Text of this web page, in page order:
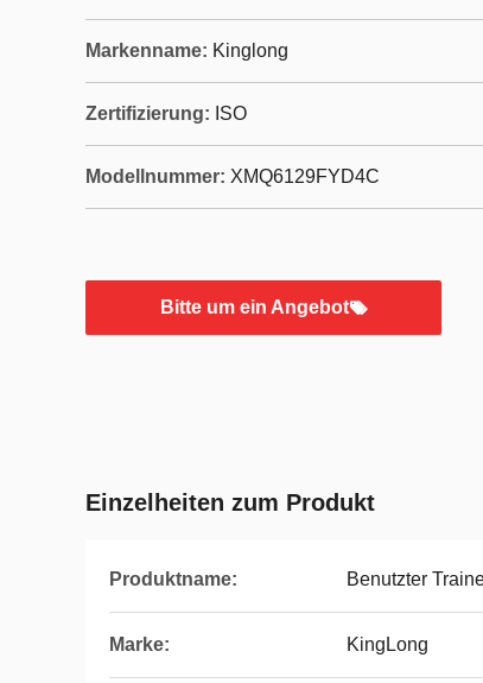
Markenname: Kinglong
Zertifizierung: ISO
Modellnummer: XMQ6129FYD4C
Bitte um ein Angebot
Einzelheiten zum Produkt
Produktname: Benutzter
Marke: KingLong